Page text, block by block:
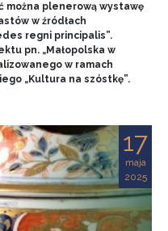
można plenerową wystawę
w źródłach
regni principalis”.
pn. „Małopolska w
w ramach
„Kultura na szóstkę”.
17
maja
2025